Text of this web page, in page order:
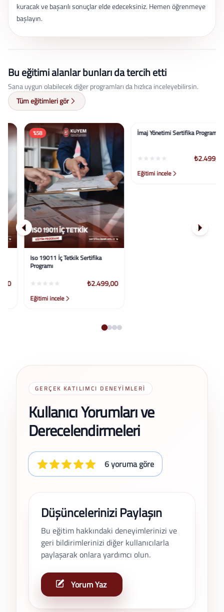
kuracak ve başarılı sonuçlar elde edeceksiniz. Hemen öğrenmeye
başlayın.
Bu eğitimi alanlar bunları da tercih etti
Sana uygun olabilecek diğer programları da hızlıca inceleyebilirsin.
Tüm eğitimleri gör
%58
Iso 19011 İç Tetkik Sertifika
Programı
₺2.499,00
Eğitimi incele
GERÇEK KATILIMCI DENEYIMLERI
Kullanıcı Yorumları ve
Derecelendirmeleri
6 yoruma göre
Düşüncelerinizi Paylaşın
Bu eğitim hakkındaki deneyimlerinizi ve
geri bildirimlerinizi diğer kullanıcılarla
paylaşarak onlara yardımcı olun.
Yorum Yaz